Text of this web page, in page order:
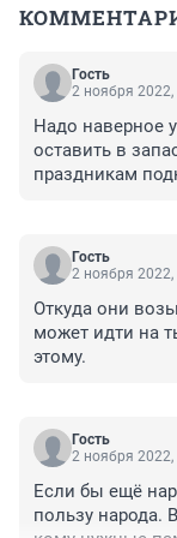
Гость
2 ноября 2022,
Надо наверное
оставить в
праздникам
Гость
2 ноября 2022,
Откуда они
может идти на
этому.
Гость
2 ноября 2022,
Если бы ещё
пользу народа.